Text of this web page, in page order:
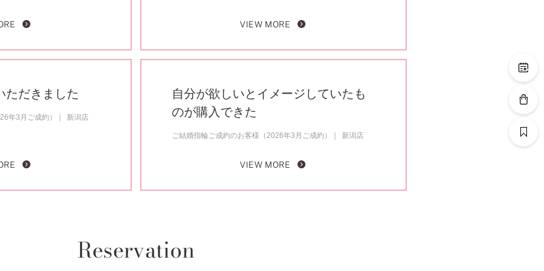
VIEW MORE
ただきました
年3月ご成約） 新潟店
自分が欲しいとイメージしていたも
のが購入できた
ご結婚指輪ご成約のお客様（2026年3月ご成約） 新潟店
VIEW MORE
Reservation